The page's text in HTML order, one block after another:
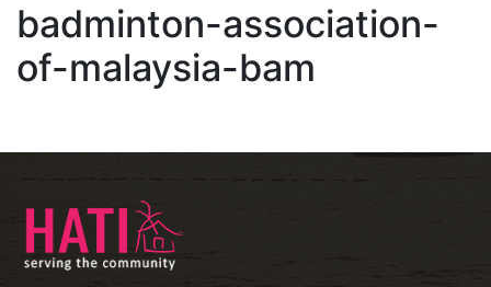
badminton-association-
of-malaysia-bam